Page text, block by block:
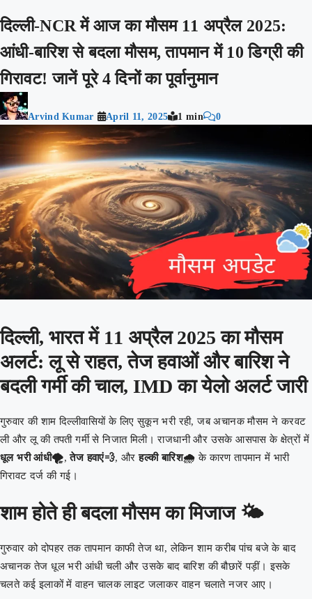
दिल्ली-NCR में आज का मौसम 11 अप्रैल 2025:
आंधी-बारिश से बदला मौसम, तापमान में 10 डिग्री की
गिरावट! जानें पूरे 4 दिनों का पूर्वानुमान
Arvind Kumar April 11, 2025 1 min 0
दिल्ली, भारत में 11 अप्रैल 2025 का मौसम
अलर्ट: लू से राहत, तेज हवाओं और बारिश ने
बदली गर्मी की चाल, IMD का येलो अलर्ट जारी
गुरुवार की शाम दिल्लीवासियों के लिए सुकून भरी रही, जब अचानक मौसम ने करवट
ली और लू की तपती गर्मी से निजात मिली। राजधानी और उसके आसपास के क्षेत्रों में
धूल भरी आंधी🌪️,तेज हवाएं💨, औरहल्की बारिश🌧️ के कारण तापमान में भारी
गिरावट दर्ज की गई।
शाम होते ही बदला मौसम का मिजाज 🌤️
गुरुवार को दोपहर तक तापमान काफी तेज था, लेकिन शाम करीब पांच बजे के बाद
अचानक तेज धूल भरी आंधी चली और उसके बाद बारिश की बौछारें पड़ीं। इसके
चलते कई इलाकों में वाहन चालक लाइट जलाकर वाहन चलाते नजर आए।